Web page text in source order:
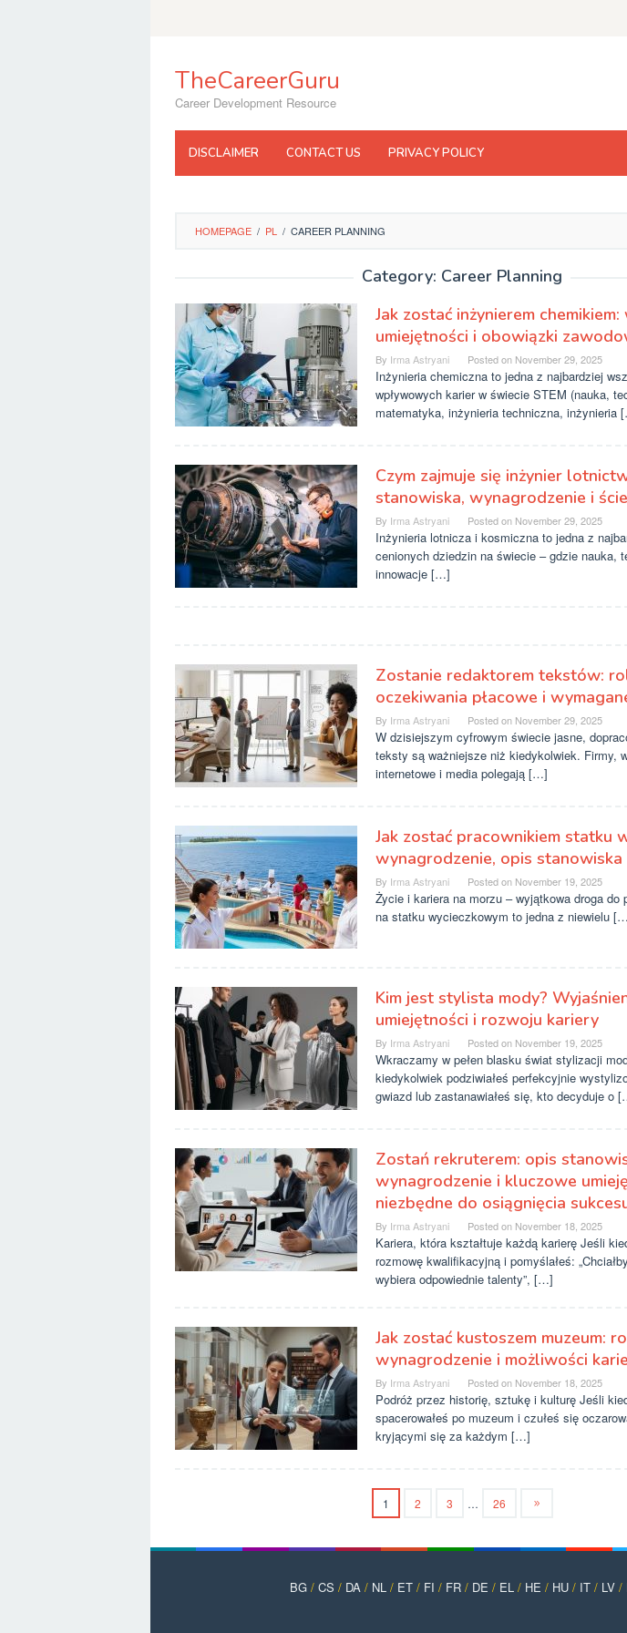
TheCareerGuru
Career Development Resource
DISCLAIMER CONTACT US PRIVACY POLICY
HOMEPAGE / PL / CAREER PLANNING
Category: Career Planning
Jak zostać inżynierem
umiejętności i obowiązki
By Irma Astryani Posted on November 29, 2025
Inżynieria chemiczna to jedna z najbardziej
wpływowych karier w świecie STEM (nauka,
matematyka, inżynieria techniczna, inżynieria
Czym zajmuje się inżynier
stanowiska, wynagrodzenie i
By Irma Astryani Posted on November 29, 2025
Inżynieria lotnicza i kosmiczna to jedna z
cenionych dziedzin na świecie – gdzie nauka,
innowacje […]
Zostanie redaktorem tekstów:
oczekiwania płacowe i
By Irma Astryani Posted on November 29, 2025
W dzisiejszym cyfrowym świecie jasne,
teksty są ważniejsze niż kiedykolwiek. Firmy,
internetowe i media polegają […]
Jak zostać pracownikiem statku
wynagrodzenie, opis stanowiska
By Irma Astryani Posted on November 19, 2025
Życie i kariera na morzu – wyjątkowa droga do
na statku wycieczkowym to jedna z niewielu
Kim jest stylista mody?
umiejętności i rozwoju kariery
By Irma Astryani Posted on November 19, 2025
Wkraczamy w pełen blasku świat stylizacji
kiedykolwiek podziwiałeś perfekcyjnie
gwiazd lub zastanawiałeś się, kto decyduje o
Zostań rekruterem: opis
wynagrodzenie i kluczowe
niezbędne do osiągnięcia
By Irma Astryani Posted on November 18, 2025
Kariera, która kształtuje każdą karierę Jeśli
rozmowę kwalifikacyjną i pomyślałeś:
wybiera odpowiednie talenty”, […]
Jak zostać kustoszem muzeum:
wynagrodzenie i możliwości
By Irma Astryani Posted on November 18, 2025
Podróż przez historię, sztukę i kulturę Jeśli
spacerowałeś po muzeum i czułeś się
kryjącymi się za każdym […]
1 2 3 … 26
BG / CS / DA / NL / ET / FI / FR / DE / EL / HE / HU / IT / LV /